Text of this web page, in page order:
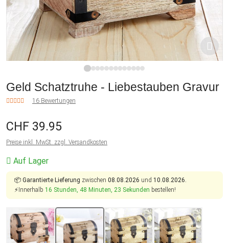
Geld Schatztruhe - Liebestauben Gravur
16 Bewertungen
CHF 39.95
Preise inkl. MwSt. zzgl. Versandkosten
Auf Lager
📦 Garantierte Lieferung zwischen 08.08.2026 und 10.08.2026.
⚡Innerhalb 16 Stunden, 48 Minuten, 22 Sekunden bestellen!